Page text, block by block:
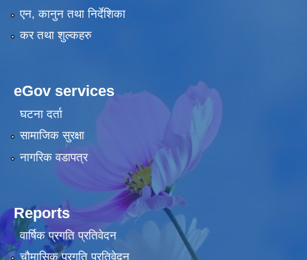
एन, कानुन तथा निर्देशिका
कर तथा शुल्कहरु
eGov services
घटना दर्ता
सामाजिक सुरक्षा
नागरिक वडापत्र
Reports
वार्षिक प्रगति प्रतिवेदन
चौमासिक प्रगति प्रतिवेदन